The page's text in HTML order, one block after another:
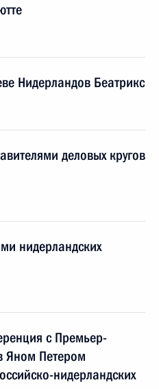
Нидерландов Беатрикс
деловых кругов
нидерландских
с Премьер-
Яном Петером
нидерландских